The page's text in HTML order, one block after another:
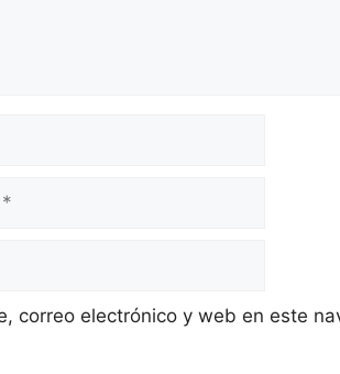
correo electrónico y web en este